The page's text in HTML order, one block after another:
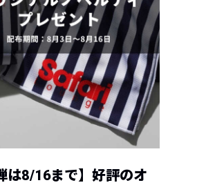
は8/16まで】好評のオ